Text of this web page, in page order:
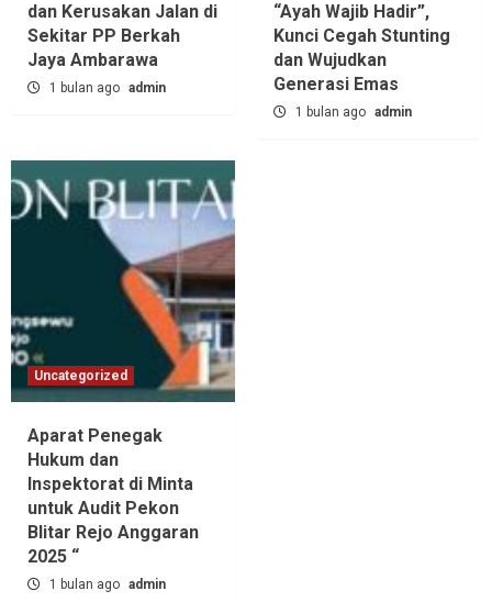
dan Kerusakan Jalan di
Sekitar PP Berkah
Jaya Ambarawa‎
1 bulan ago admin
“Ayah Wajib Hadir”,
Kunci Cegah Stunting
dan Wujudkan
Generasi Emas
1 bulan ago admin
Uncategorized
Aparat Penegak
Hukum dan
Inspektorat di Minta
untuk Audit Pekon
Blitar Rejo Anggaran
2025 “
1 bulan ago admin